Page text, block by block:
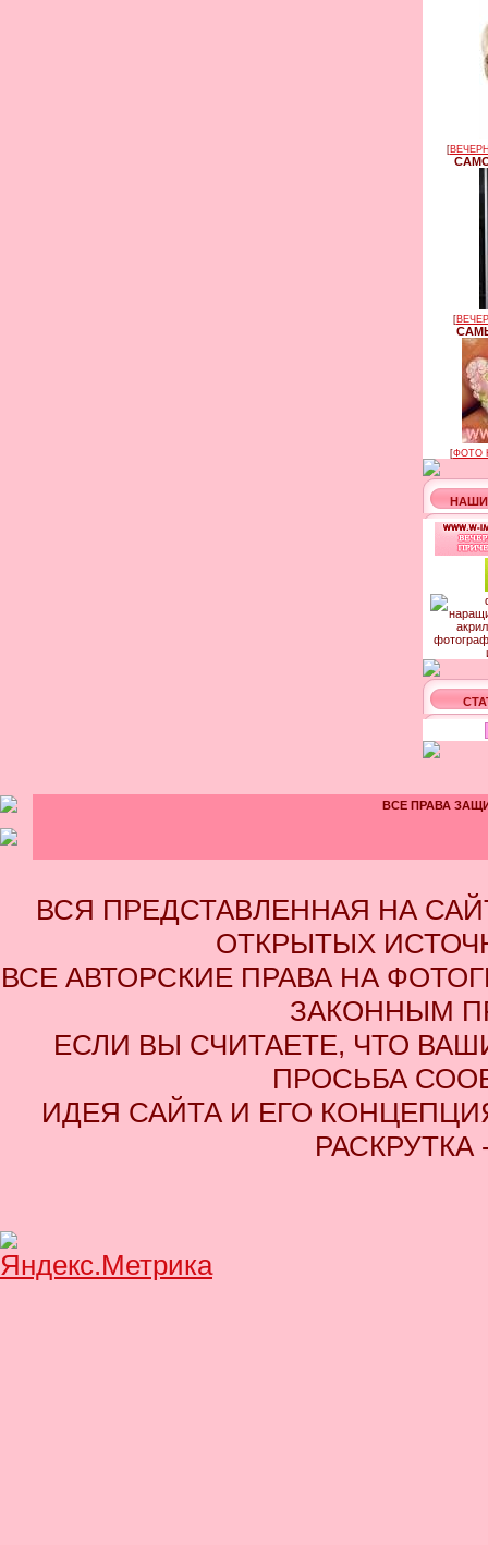
[
[
[ФОТО
ВСЕ ПРАВА
ВСЯ ПРЕДСТАВЛЕННАЯ НА
ОТКРЫТЫХ
ВСЕ АВТОРСКИЕ ПРАВА НА
ЗАКОННЫМ
ЕСЛИ ВЫ СЧИТАЕТЕ, ЧТО
ПРОСЬБА
ИДЕЯ САЙТА И ЕГО
РАСКРУТКА